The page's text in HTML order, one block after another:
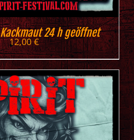
24 h geöffnet
12,00€